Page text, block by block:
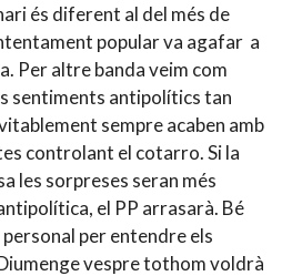
és diferent al del més de
popular va agafar a
Per altre banda veim com
sentiments antipolítics tan
sempre acaben amb
controlant el cotarro. Si la
les sorpreses seran més
el PP arrasarà. Bé
per entendre els
vespre tothom voldrà